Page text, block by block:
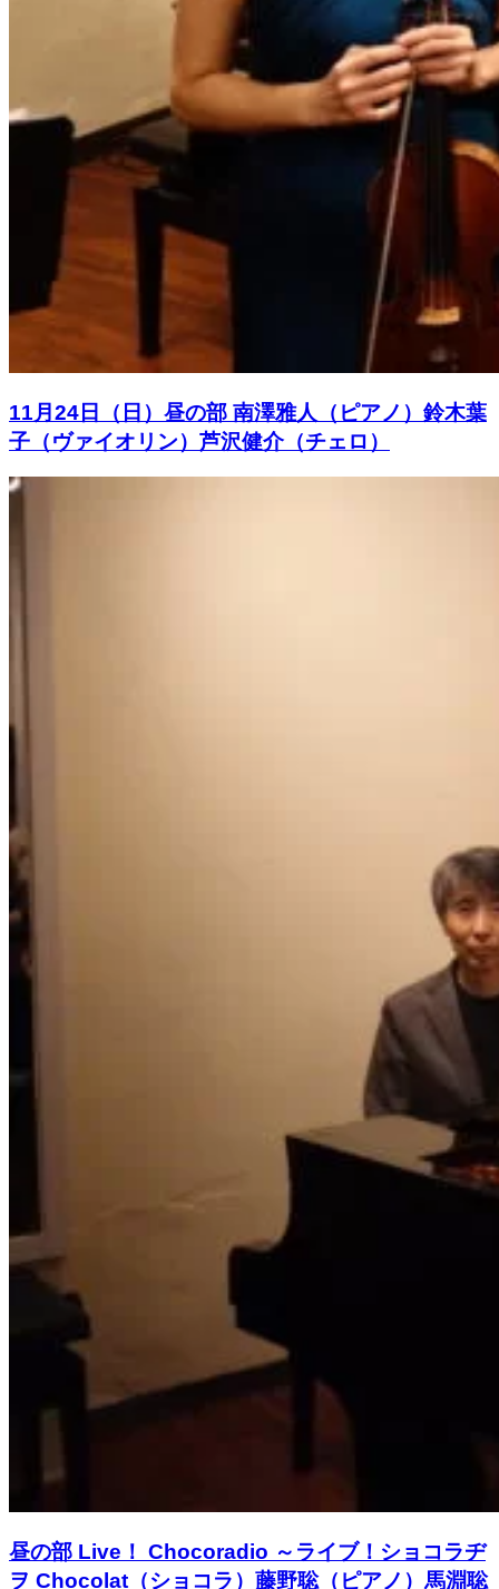
11月24日（日）昼の部 南澤雅人（ピアノ）鈴木葉
子（ヴァイオリン）芦沢健介（チェロ）
昼の部 Live！ Chocoradio ～ライブ！ショコラヂ
ヲ Chocolat（ショコラ）藤野聡（ピアノ）馬淵聡